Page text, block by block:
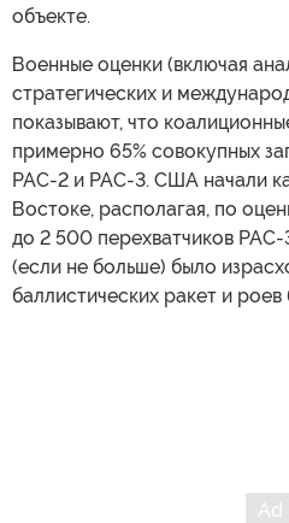
объекте.
Военные оценки (включая
стратегических и
показывают, что
примерно 65% совокупных
PAC-2 и PAC-3. США начали
Востоке, располагая, по
до 2 500 перехватчиков
(если не больше) было
баллистических ракет и роев